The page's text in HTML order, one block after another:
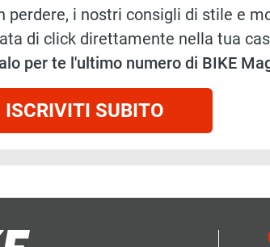
perdere, i nostri consigli di stile e
di click direttamente nella tua
per te l'ultimo numero di BIKE
ISCRIVITI SUBITO